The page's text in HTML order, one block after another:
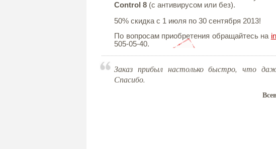
Control 8 (с антивирусом или без).
50% скидка с 1 июля по 30 сентября 2013!
По вопросам приобретения обращайтесь на
505-05-40.
Заказ прибыл настолько быстро, что
Спасибо.